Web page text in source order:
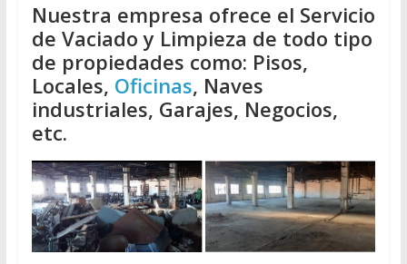
Nuestra empresa ofrece el Servicio
de Vaciado y Limpieza de todo tipo
de propiedades como: Pisos,
Locales, Oficinas, Naves
industriales, Garajes, Negocios,
etc.